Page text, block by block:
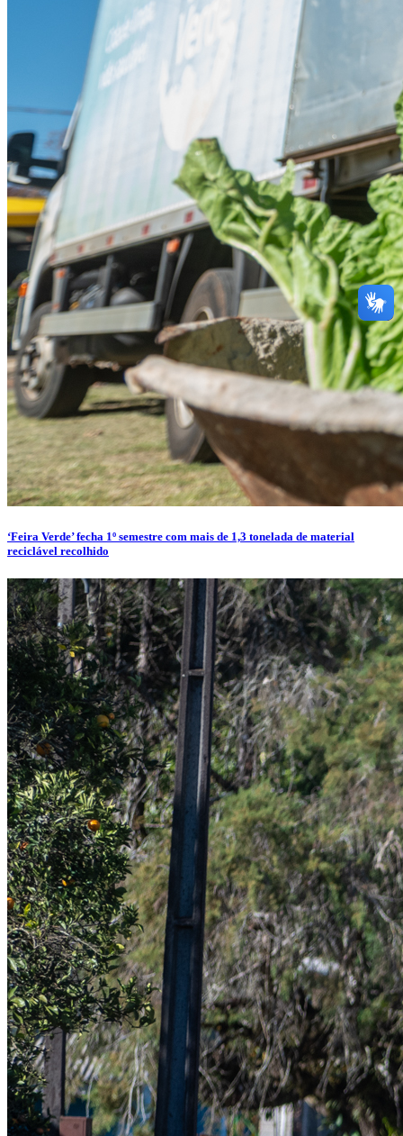
‘Feira Verde’ fecha 1º semestre com mais de 1,3 tonelada de material
reciclável recolhido